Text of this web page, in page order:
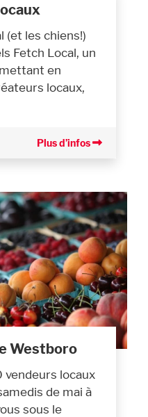
(et les chiens!)
Fetch Local, un
en
locaux,
Plus d’infos
Westboro
vendeurs locaux
de mai à
sous le